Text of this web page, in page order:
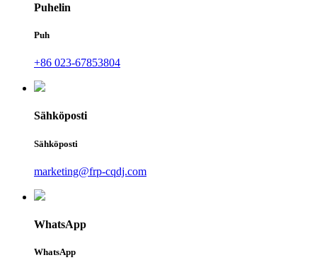
Puhelin
Puh
+86 023-67853804
Sähköposti
Sähköposti
marketing@frp-cqdj.com
WhatsApp
WhatsApp